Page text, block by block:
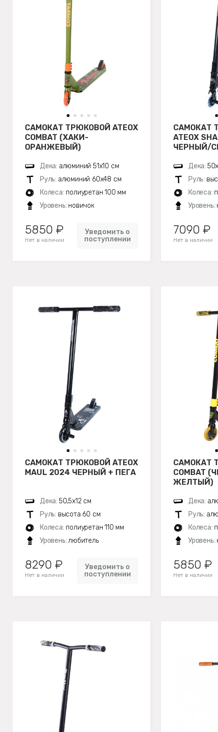
САМОКАТ ТРЮКОВОЙ ATEOX
COMBAT (ХАКИ-
ОРАНЖЕВЫЙ)
Дека: алюминий 51х10 см
Руль: алюминий 60х48 см
Колеса: полиуретан 100 мм
Уровень: новичок
5850 ₽
Нет в наличии
Уведомить о
поступлении
САМОКАТ
ATEOX
ЧЕРНЫЙ/
Дека:
Руль:
Колеса:
Уровень:
7090 ₽
Нет в наличии
САМОКАТ ТРЮКОВОЙ ATEOX
MAUL 2024 ЧЕРНЫЙ + ПЕГА
Дека: 50,5х12 см
Руль: высота 60 см
Колеса: полиуретан 110 мм
Уровень:любитель
8290 ₽
Нет в наличии
Уведомить о
поступлении
САМОКАТ
COMBAT
ЖЕЛТЫЙ)
Дека:
Руль:
Колеса:
Уровень:
5850 ₽
Нет в наличии